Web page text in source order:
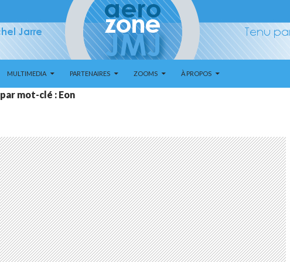
MULTIMEDIA PARTENAIRES ZOOMS À PROPOS
mot-clé : Eon